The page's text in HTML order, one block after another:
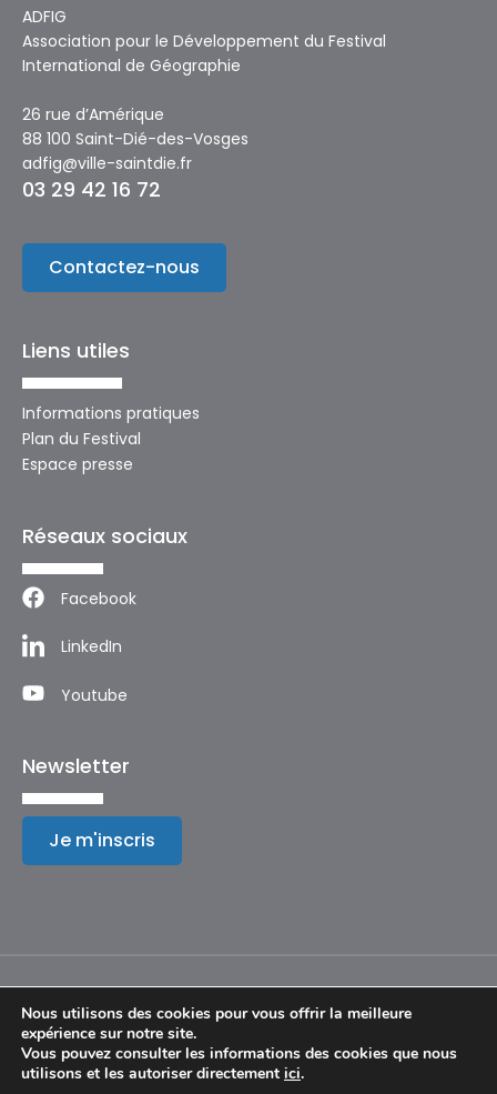
ADFIG
Association pour le Développement du Festival
International de Géographie
26 rue d’Amérique
88 100 Saint-Dié-des-Vosges
adfig@ville-saintdie.fr
03 29 42 16 72
Contactez-nous
Liens utiles
Informations pratiques
Plan du Festival
Espace presse
Réseaux sociaux
Facebook
LinkedIn
Youtube
Newsletter
Je m'inscris
Mentions légales
Nous utilisons des cookies pour vous offrir la meilleure
expérience sur notre site.
Vous pouvez consulter les informations des cookies que nous
utilisons et les autoriser directement ici.